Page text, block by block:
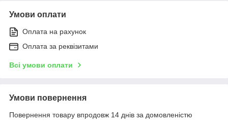
Умови оплати
Оплата на рахунок
Оплата за реквізитами
Всі умови оплати
Умови повернення
Повернення товару впродовж 14 днів за домовленістю